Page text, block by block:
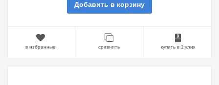
Добавить в корзину
в избранные сравнить купить в 1 клик